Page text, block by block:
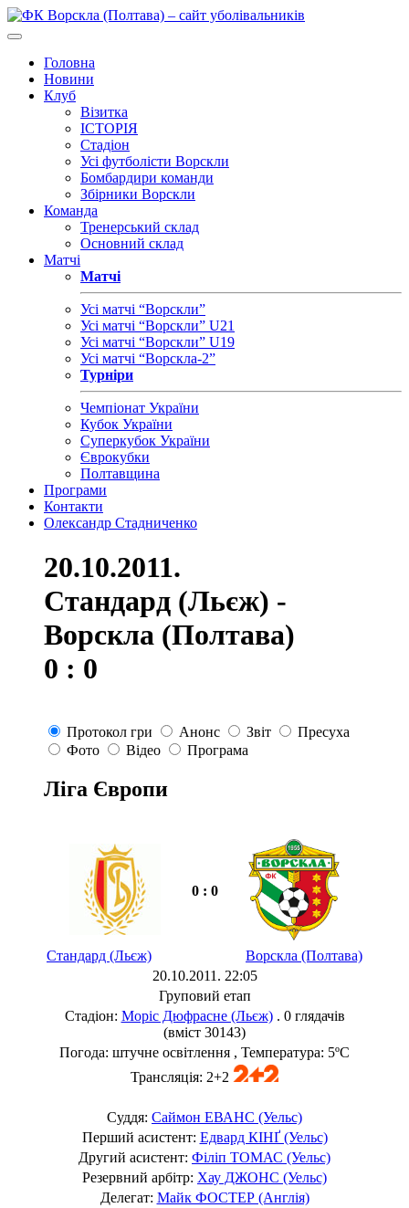
Головна
Новини
Клуб
Візитка
ІСТОРІЯ
Стадіон
Усі футболісти Ворскли
Бомбардири команди
Збірники Ворскли
Команда
Тренерський склад
Основний склад
Матчі
Матчі
Усі матчі “Ворскли”
Усі матчі “Ворскли” U21
Усі матчі “Ворскли” U19
Усі матчі “Ворскла-2”
Турніри
Чемпіонат України
Кубок України
Суперкубок України
Єврокубки
Полтавщина
Програми
Контакти
Олександр Стадниченко
20.10.2011.
Стандард (Льєж) -
Ворскла (Полтава)
0 : 0
Протокол гри Анонс Звіт
Пресуха
Фото
Відео Програма
Ліга Європи
0 : 0
Стандард (Льєж)
Ворскла (Полтава)
20.10.2011. 22:05
Груповий етап
Стадіон: Моріс Дюфрасне (Льєж). 0 глядачів
(вміст 30143)
Погода: штучне освітлення , Температура: 5ºC
Трансляція: 2+2
Суддя: Саймон ЕВАНС (Уельс)
Перший асистент: Едвард КІНҐ (Уельс)
Другий асистент: Філіп ТОМАС (Уельс)
Резервний арбітр: Хау ДЖОНС (Уельс)
Делегат: Майк ФОСТЕР (Англія)